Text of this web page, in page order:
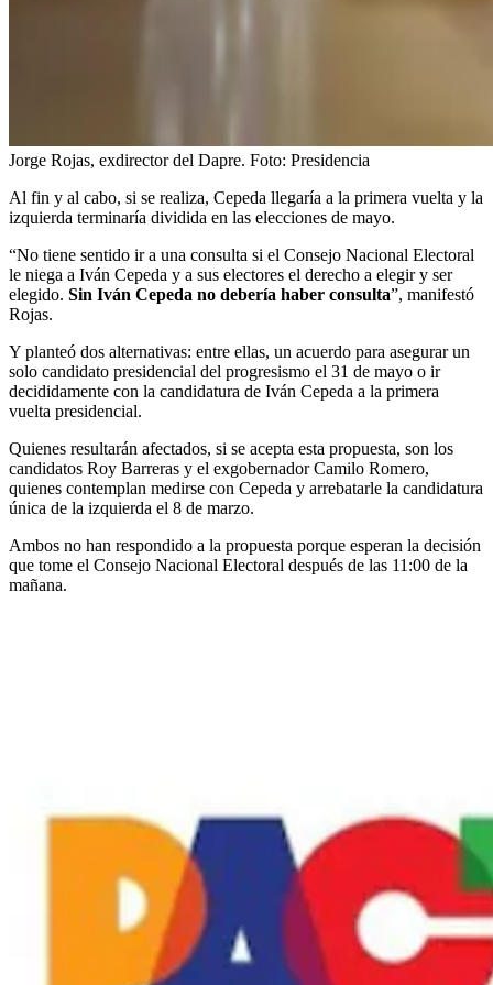
Jorge Rojas, exdirector del Dapre. Foto: Presidencia
Al fin y al cabo, si se realiza, Cepeda llegaría a la primera vuelta y la
izquierda terminaría dividida en las elecciones de mayo.
“No tiene sentido ir a una consulta si el Consejo Nacional Electoral
le niega a Iván Cepeda y a sus electores el derecho a elegir y ser
elegido. Sin Iván Cepeda no debería haber consulta”, manifestó
Rojas.
Y planteó dos alternativas: entre ellas, un acuerdo para asegurar un
solo candidato presidencial del progresismo el 31 de mayo o ir
decididamente con la candidatura de Iván Cepeda a la primera
vuelta presidencial.
Quienes resultarán afectados, si se acepta esta propuesta, son los
candidatos Roy Barreras y el exgobernador Camilo Romero,
quienes contemplan medirse con Cepeda y arrebatarle la candidatura
única de la izquierda el 8 de marzo.
Ambos no han respondido a la propuesta porque esperan la decisión
que tome el Consejo Nacional Electoral después de las 11:00 de la
mañana.